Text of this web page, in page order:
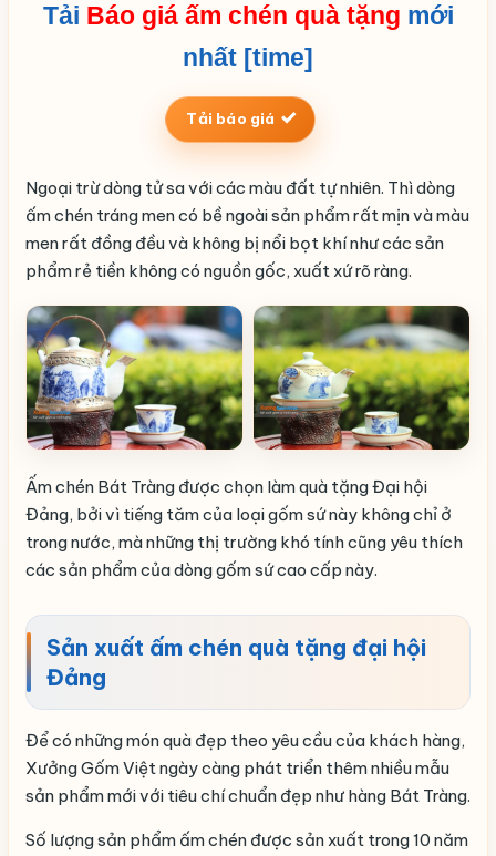
Tải Báo giá ấm chén quà tặng mới
nhất [time]
Tải báo giá
Ngoại trừ dòng tử sa với các màu đất tự nhiên. Thì dòng
ấm chén tráng men có bề ngoài sản phẩm rất mịn và màu
men rất đồng đều và không bị nổi bọt khí như các sản
phẩm rẻ tiền không có nguồn gốc, xuất xứ rõ ràng.
Ấm chén Bát Tràng được chọn làm quà tặng Đại hội
Đảng, bởi vì tiếng tăm của loại gốm sứ này không chỉ ở
trong nước, mà những thị trường khó tính cũng yêu thích
các sản phẩm của dòng gốm sứ cao cấp này.
Sản xuất ấm chén quà tặng đại hội
Đảng
Để có những món quà đẹp theo yêu cầu của khách hàng,
Xưởng Gốm Việt ngày càng phát triển thêm nhiều mẫu
sản phẩm mới với tiêu chí chuẩn đẹp như hàng Bát Tràng.
Số lượng sản phẩm ấm chén được sản xuất trong 10 năm